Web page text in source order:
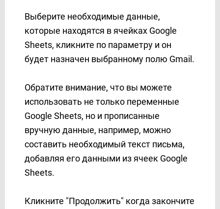
Выберите необходимые данные,
которые находятся в ячейках Google
Sheets, кликните по параметру и он
будет назначен выбранному полю Gmail.
Обратите внимание, что вы можете
использовать не только переменные
Google Sheets, но и прописанные
вручную данные, например, можно
составить необходимый текст письма,
добавляя его данными из ячеек Google
Sheets.
Кликните "Продолжить" когда закончите